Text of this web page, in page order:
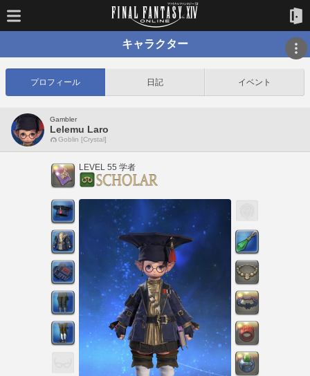
キャラクター
プロフィール 日記 イベント
Gambler
Lelemu Laro
Goblin [Crystal]
LEVEL 55 学者